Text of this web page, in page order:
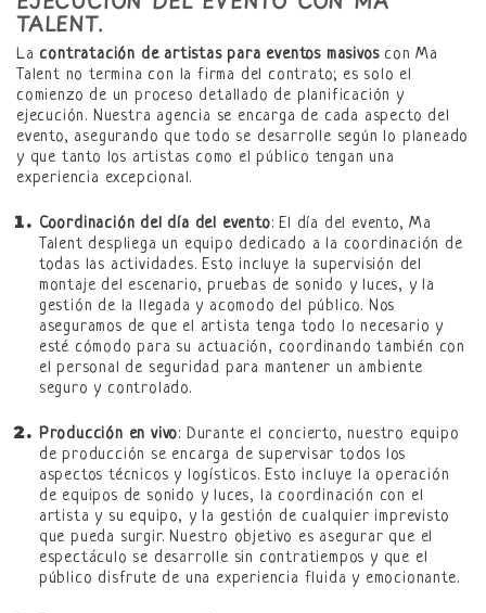
TALENT.
La contratación de artistas para eventos masivoscon Ma
Talent no termina con la firma del contrato; es solo el
comienzo de un proceso detallado de planificación y
ejecución. Nuestra agencia se encarga de cada aspecto del
evento, asegurando que todo se desarrolle según lo planeado
y que tanto los artistas como el público tengan una
experiencia excepcional.
Coordinación del día del evento: El día del evento, Ma
Talent despliega un equipo dedicado a la coordinación de
todas las actividades. Esto incluye la supervisión del
montaje del escenario, pruebas de sonido y luces, y la
gestión de la llegada y acomodo del público. Nos
aseguramos de que el artista tenga todo lo necesario y
esté cómodo para su actuación, coordinando también con
el personal de seguridad para mantener un ambiente
seguro y controlado.
Producción en vivo: Durante el concierto, nuestro equipo
de producción se encarga de supervisar todos los
aspectos técnicos y logísticos. Esto incluye la operación
de equipos de sonido y luces, la coordinación con el
artista y su equipo, y la gestión de cualquier imprevisto
que pueda surgir. Nuestro objetivo es asegurar que el
espectáculo se desarrolle sin contratiempos y que el
público disfrute de una experiencia fluida y emocionante.